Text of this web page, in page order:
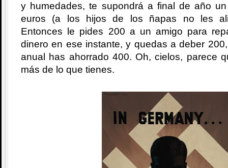
y humedades, te supondrá a final de año
euros (a los hijos de los ñapas no les
Entonces le pides 200 a un amigo para
dinero en ese instante, y quedas a deber
anual has ahorrado 400. Oh, cielos, parece
más de lo que tienes.